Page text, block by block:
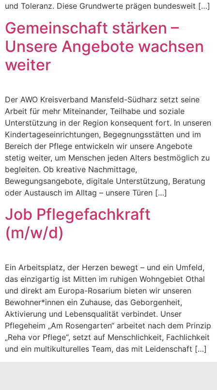
und Toleranz. Diese Grundwerte prägen bundesweit […]
Gemeinschaft stärken –
Unsere Angebote wachsen
weiter
Der AWO Kreisverband Mansfeld-Südharz setzt seine
Arbeit für mehr Miteinander, Teilhabe und soziale
Unterstützung in der Region konsequent fort. In unseren
Kindertageseinrichtungen, Begegnungsstätten und im
Bereich der Pflege entwickeln wir unsere Angebote
stetig weiter, um Menschen jeden Alters bestmöglich zu
begleiten. Ob kreative Nachmittage,
Bewegungsangebote, digitale Unterstützung, Beratung
oder Austausch im Alltag – unsere Türen […]
Job Pflegefachkraft
(m/w/d)
Ein Arbeitsplatz, der Herzen bewegt – und ein Umfeld,
das einzigartig ist Mitten im ruhigen Wohngebiet Othal
und direkt am Europa-Rosarium bieten wir unseren
Bewohner*innen ein Zuhause, das Geborgenheit,
Aktivierung und Lebensqualität verbindet. Unser
Pflegeheim „Am Rosengarten“ arbeitet nach dem Prinzip
„Reha vor Pflege“, setzt auf Menschlichkeit, Fachlichkeit
und ein multikulturelles Team, das mit Leidenschaft […]